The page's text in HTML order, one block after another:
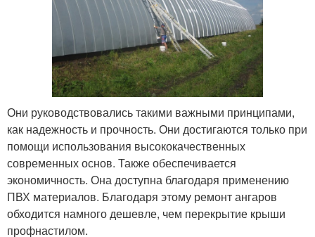
Они руководствовались такими важными принципами,
как надежность и прочность. Они достигаются только при
помощи использования высококачественных
современных основ. Также обеспечивается
экономичность. Она доступна благодаря применению
ПВХ материалов. Благодаря этому ремонт ангаров
обходится намного дешевле, чем перекрытие крыши
профнастилом.